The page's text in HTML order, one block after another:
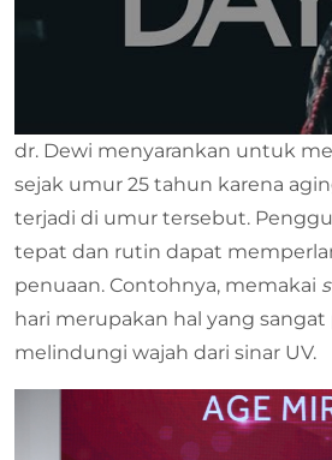
dr. Dewi menyarankan untuk
sejak umur 25 tahun karena
terjadi di umur tersebut.
tepat dan rutin dapat
penuaan. Contohnya, memakai
hari merupakan hal yang
melindungi wajah dari sinar UV.